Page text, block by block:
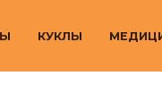
КУКЛЫ